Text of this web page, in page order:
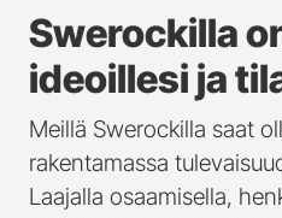
Swerockilla
ideoillesi ja
Meillä Swerockilla saat
rakentamassa
Laajalla osaamisella,